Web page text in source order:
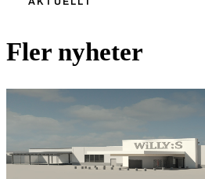
Fler nyheter